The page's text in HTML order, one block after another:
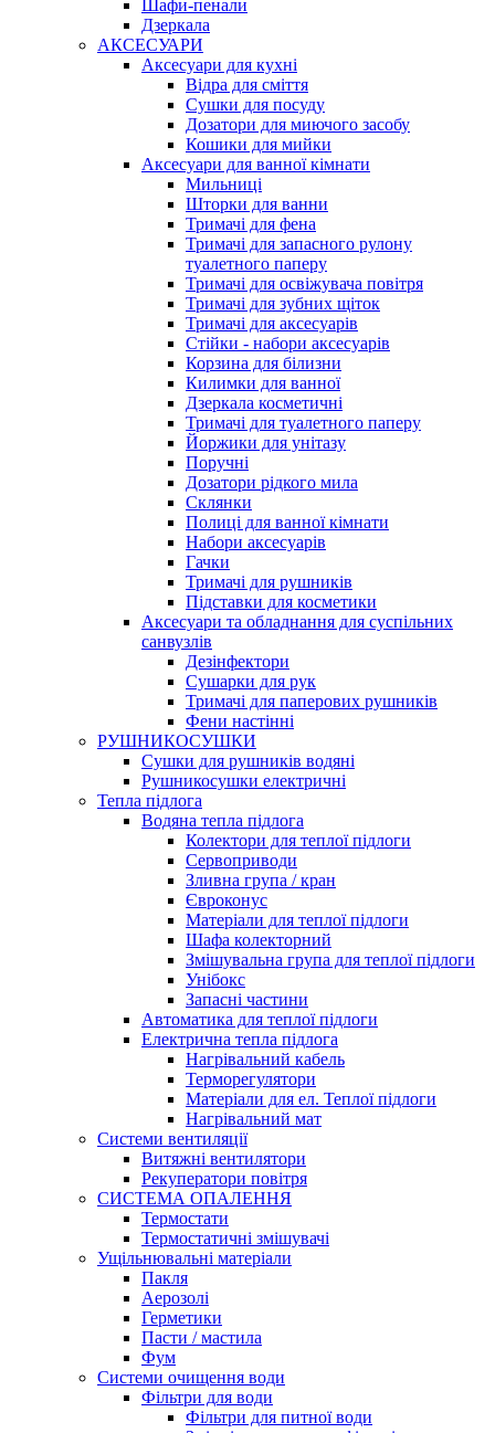
Шафи-пенали
Дзеркала
АКСЕСУАРИ
Аксесуари для кухні
Відра для сміття
Сушки для посуду
Дозатори для миючого засобу
Кошики для мийки
Аксесуари для ванної кімнати
Мильниці
Шторки для ванни
Тримачі для фена
Тримачі для запасного рулону
туалетного паперу
Тримачі для освіжувача повітря
Тримачі для зубних щіток
Тримачі для аксесуарів
Стійки - набори аксесуарів
Корзина для білизни
Килимки для ванної
Дзеркала косметичні
Тримачі для туалетного паперу
Йоржики для унітазу
Поручні
Дозатори рідкого мила
Склянки
Полиці для ванної кімнати
Набори аксесуарів
Гачки
Тримачі для рушників
Підставки для косметики
Аксесуари та обладнання для суспільних
санвузлів
Дезінфектори
Сушарки для рук
Тримачі для паперових рушників
Фени настінні
РУШНИКОСУШКИ
Сушки для рушників водяні
Рушникосушки електричні
Тепла підлога
Водяна тепла підлога
Колектори для теплої підлоги
Сервоприводи
Зливна група / кран
Євроконус
Матеріали для теплої підлоги
Шафа колекторний
Змішувальна група для теплої підлоги
Унібокс
Запасні частини
Автоматика для теплої підлоги
Електрична тепла підлога
Нагрівальний кабель
Терморегулятори
Матеріали для ел. Теплої підлоги
Нагрівальний мат
Системи вентиляції
Витяжні вентилятори
Рекуператори повітря
СИСТЕМА ОПАЛЕННЯ
Термостати
Термостатичні змішувачі
Ущільнювальні матеріали
Пакля
Аерозолі
Герметики
Пасти / мастила
Фум
Системи очищення води
Фільтри для води
Фільтри для питної води